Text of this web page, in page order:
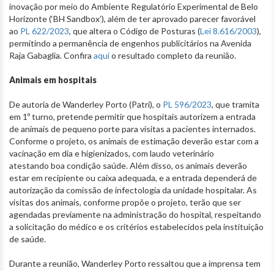
inovação por meio do Ambiente Regulatório Experimental de Belo
Horizonte (‘BH Sandbox’), além de ter aprovado parecer favorável
ao PL 622/2023, que altera o Código de Posturas (Lei 8.616/2003),
permitindo a permanência de engenhos publicitários na Avenida
Raja Gabaglia. Confira aquio resultado completo da reunião.
Animais em hospitais
De autoria de Wanderley Porto (Patri), o PL 596/2023, que tramita
em 1º turno, pretende permitir que hospitais autorizem a entrada
de animais de pequeno porte para visitas a pacientes internados.
Conforme o projeto, os animais de estimação deverão estar com a
vacinação em dia e higienizados, com laudo veterinário
atestando boa condição saúde. Além disso, os animais deverão
estar em recipiente ou caixa adequada, e a entrada dependerá de
autorização da comissão de infectologia da unidade hospitalar. As
visitas dos animais, conforme propõe o projeto, terão que ser
agendadas previamente na administração do hospital, respeitando
a solicitação do médico e os critérios estabelecidos pela instituição
de saúde.
Durante a reunião, Wanderley Porto ressaltou que a imprensa tem